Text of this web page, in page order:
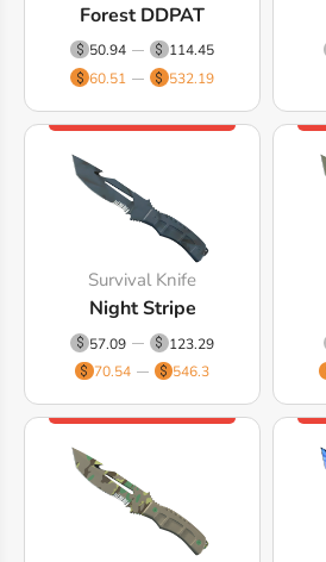
Forest DDPAT
50.94
114.45
60.51
532.19
Survival Knife
Night Stripe
57.09
123.29
70.54
546.3